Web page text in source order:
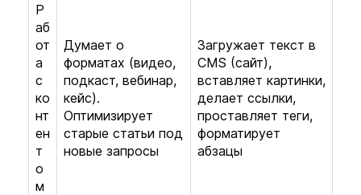
Р
аб
от
а
с
ко
нт
ен
т
о
м
Думает о
форматах (видео,
подкаст, вебинар,
кейс).
Оптимизирует
старые статьи под
новые запросы
Загружает текст в
CMS (сайт),
вставляет картинки,
делает ссылки,
проставляет теги,
форматирует
абзацы